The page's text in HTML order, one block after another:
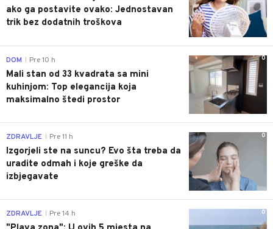
ako ga postavite ovako: Jednostavan
trik bez dodatnih troškova
0
DOM Pre 10 h
Mali stan od 33 kvadrata sa mini
kuhinjom: Top elegancija koja
maksimalno štedi prostor
0
ZDRAVLJE Pre 11 h
Izgorjeli ste na suncu? Evo šta treba da
uradite odmah i koje greške da
izbjegavate
0
ZDRAVLJE Pre 14 h